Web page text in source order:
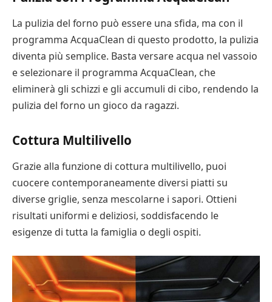
La pulizia del forno può essere una sfida, ma con il
programma AcquaClean di questo prodotto, la pulizia
diventa più semplice. Basta versare acqua nel vassoio
e selezionare il programma AcquaClean, che
eliminerà gli schizzi e gli accumuli di cibo, rendendo la
pulizia del forno un gioco da ragazzi.
Cottura Multilivello
Grazie alla funzione di cottura multilivello, puoi
cuocere contemporaneamente diversi piatti su
diverse griglie, senza mescolarne i sapori. Ottieni
risultati uniformi e deliziosi, soddisfacendo le
esigenze di tutta la famiglia o degli ospiti.